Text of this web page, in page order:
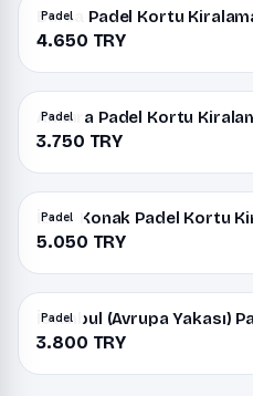
Padel
Bursa Padel Kortu
4.650 TRY
Padel
Ankara Padel Kortu
3.750 TRY
Padel
İzmir Konak Padel Kortu
5.050 TRY
Padel
İstanbul (Avrupa Yakası)
3.800 TRY